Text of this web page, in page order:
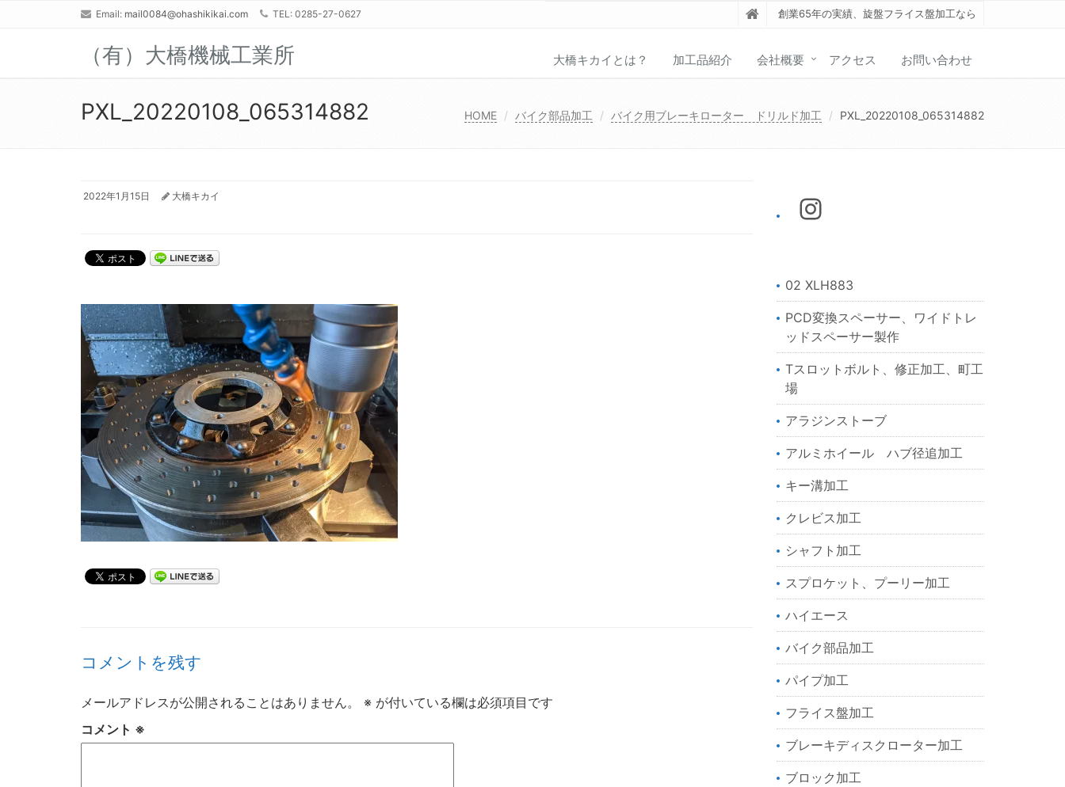
Email: mail0084@ohashikikai.com TEL: 0285-27-0627 創業65年の実績、旋盤フライス盤加工なら
（有）大橋機械工業所 大橋キカイとは？ 加工品紹介 会社概要 アクセス お問い合わせ
PXL_20220108_065314882 HOME バイク部品加工 バイク用ブレーキローター ドリルド加工 PXL_20220108_065314882
2022年1月15日 大橋キカイ
コメントを残す
メールアドレスが公開されることはありません。 ※ が付いている欄は必須項目です
コメント ※
02 XLH883
PCD変換スペーサー、ワイドトレ
ッドスペーサー製作
Tスロットボルト、修正加工、町工
場
アラジンストーブ
アルミホイール ハブ径追加工
キー溝加工
クレビス加工
シャフト加工
スプロケット、プーリー加工
ハイエース
バイク部品加工
パイプ加工
フライス盤加工
ブレーキディスクローター加工
ブロック加工